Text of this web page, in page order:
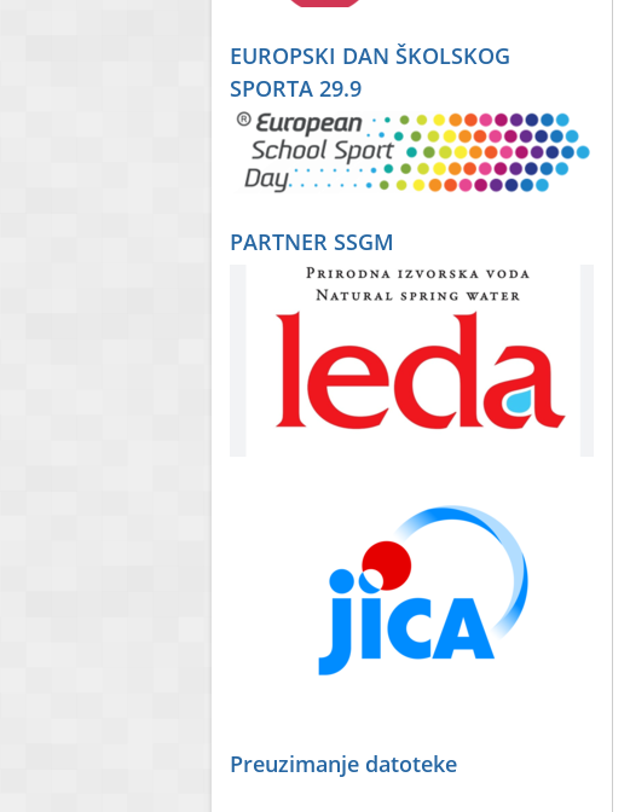
EUROPSKI DAN ŠKOLSKOG
SPORTA 29.9
PARTNER SSGM
Preuzimanje datoteke